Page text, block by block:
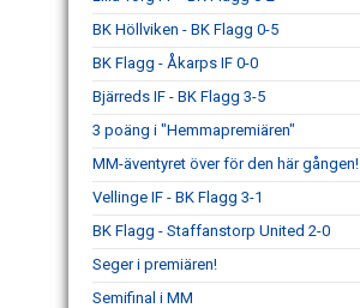
BK Höllviken - BK Flagg 0-5
BK Flagg - Åkarps IF 0-0
Bjärreds IF - BK Flagg 3-5
3 poäng i "Hemmapremiären"
MM-äventyret över för den här gången!
Vellinge IF - BK Flagg 3-1
BK Flagg - Staffanstorp United 2-0
Seger i premiären!
Semifinal i MM